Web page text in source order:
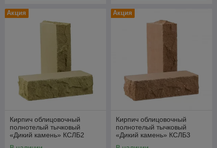
Акция
Кирпич облицовочный
полнотелый тычковый
«Дикий камень» КСЛБ2
Акция
Кирпич облицовочный
полнотелый тычковый
«Дикий камень» КСЛБ3